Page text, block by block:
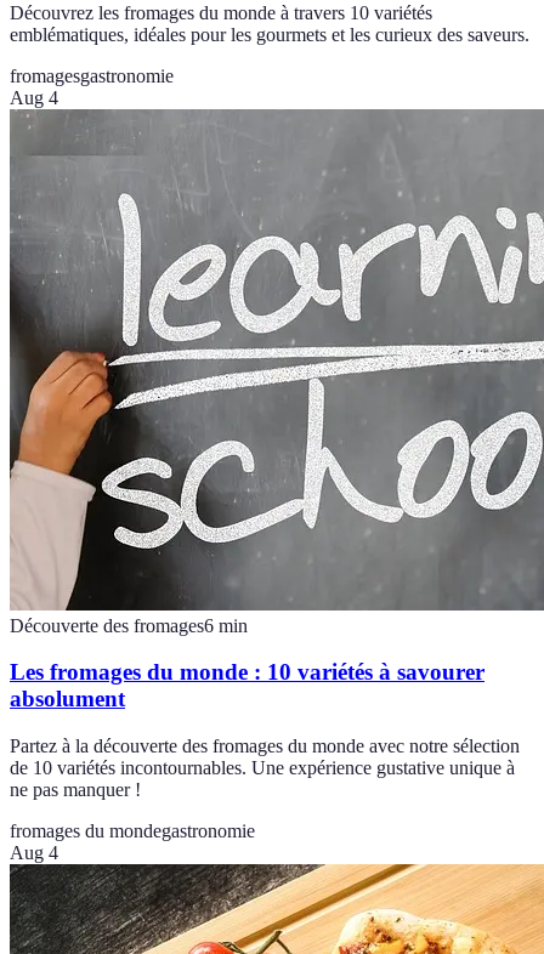
Découvrez les fromages du monde à travers 10 variétés
emblématiques, idéales pour les gourmets et les curieux des saveurs.
fromagesgastronomie
Aug 4
Découverte des fromages6 min
Les fromages du monde : 10 variétés à savourer
absolument
Partez à la découverte des fromages du monde avec notre sélection
de 10 variétés incontournables. Une expérience gustative unique à
ne pas manquer !
fromages du mondegastronomie
Aug 4